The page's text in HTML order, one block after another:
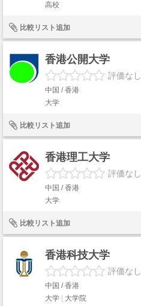
高校
比較リスト追加
香港公開大学
評価なし
中国 / 香港
大学
比較リスト追加
香港理工大学
評価なし
中国 / 香港
大学
比較リスト追加
香港科技大学
評価なし
中国 / 香港
大学
大学院